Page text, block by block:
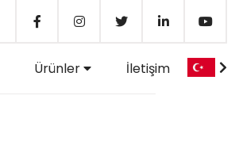
Ürünler İletişim